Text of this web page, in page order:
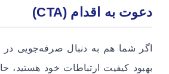
دعوت به اقدام (CTA)
اگر شما هم به دنبال صرفه‌جویی در
بهبود کیفیت ارتباطات خود هستید،